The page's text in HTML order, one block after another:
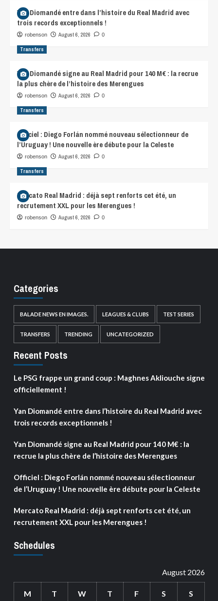
Yan Diomandé entre dans l’histoire du Real Madrid avec
trois records exceptionnels !
robenson August 6, 2026 0
Transfers
Yan Diomandé signe au Real Madrid pour 140 M€ : la recrue
la plus chère de l’histoire des Merengues
robenson August 6, 2026 0
Transfers
Officiel : Diego Forlán nommé nouveau sélectionneur de
l’Uruguay ! Une nouvelle ère débute pour la Celeste
robenson August 6, 2026 0
Transfers
Mercato Real Madrid : déjà sept renforts cet été, un
recrutement XXL pour les Merengues !
robenson August 6, 2026 0
Categories
BALADE NEWS EN IMAGES. LEAGUES & CLUBS TEST SERIES
TRANSFERS TRENDING UNCATEGORIZED
Recent Posts
Le PSG frappe un grand coup : Maghnes Akliouche signe
officiellement !
Yan Diomandé entre dans l’histoire du Real Madrid avec
trois records exceptionnels !
Yan Diomandé signe au Real Madrid pour 140 M€ : la
recrue la plus chère de l’histoire des Merengues
Officiel : Diego Forlán nommé nouveau sélectionneur
de l’Uruguay ! Une nouvelle ère débute pour la Celeste
Mercato Real Madrid : déjà sept renforts cet été, un
recrutement XXL pour les Merengues !
Schedules
August 2026
M T W T F S S